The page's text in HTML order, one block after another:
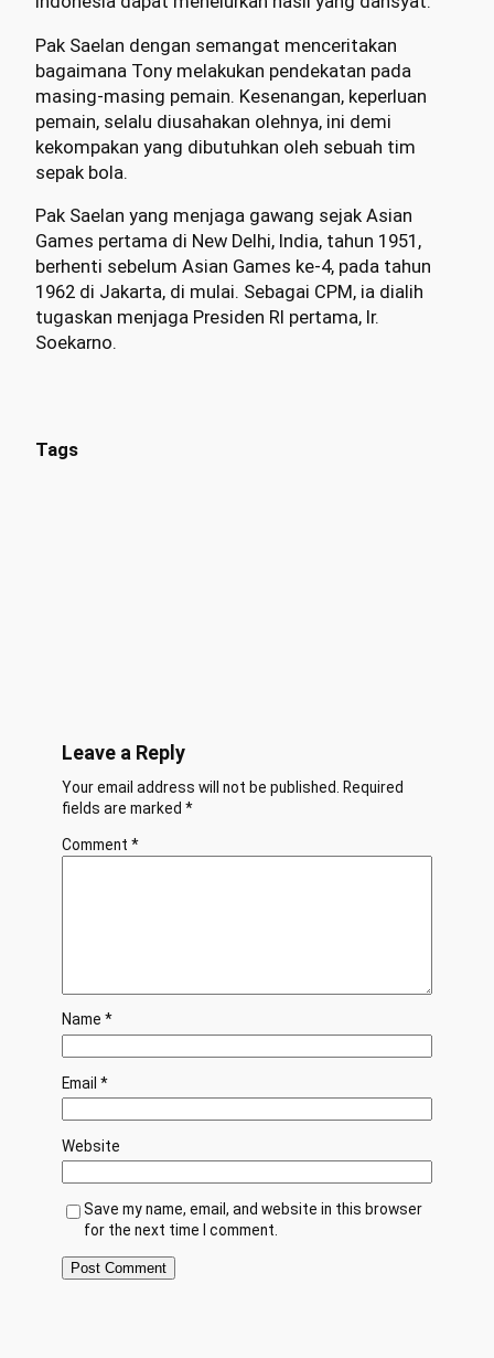
Pak Saelan dengan semangat menceritakan
bagaimana Tony melakukan pendekatan pada
masing-masing pemain. Kesenangan, keperluan
pemain, selalu diusahakan olehnya, ini demi
kekompakan yang dibutuhkan oleh sebuah tim
sepak bola.
Pak Saelan yang menjaga gawang sejak Asian
Games pertama di New Delhi, India, tahun 1951,
berhenti sebelum Asian Games ke-4, pada tahun
1962 di Jakarta, di mulai. Sebagai CPM, ia dialih
tugaskan menjaga Presiden RI pertama, Ir.
Soekarno.
Tags
Leave a Reply
Your email address will not be published.
Required
fields are marked *
Comment *
Name *
Email *
Website
Save my name, email, and website in this browser
for the next time I comment.